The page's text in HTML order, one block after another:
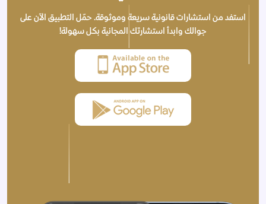
استفد من استشارات قانونية سريعة وموثوقة. حمّل التطبيق الآن على
جوالك وابدأ استشارتك المجانية بكل سهولة!